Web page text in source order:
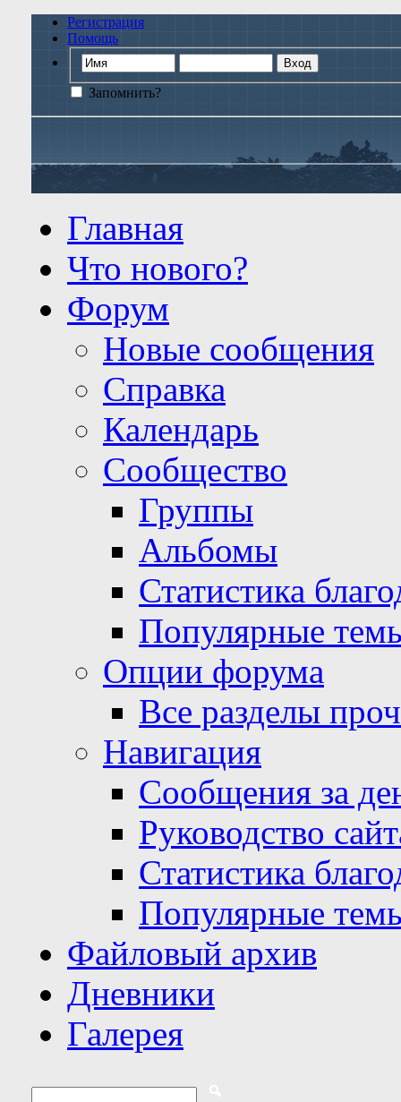
Регистрация
Помощь
Запомнить?
Главная
Что нового?
Форум
Новые сообщения
Справка
Календарь
Сообщество
Группы
Альбомы
Статистика
Популярные
Опции форума
Все разделы
Навигация
Сообщения за
Руководство
Статистика
Популярные
Файловый архив
Дневники
Галерея